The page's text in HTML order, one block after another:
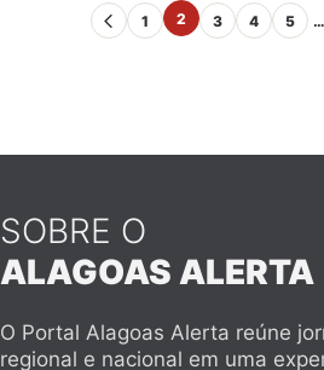
1 2 3 4 5 …
SOBRE O
ALAGOAS ALERTA
O Portal Alagoas Alerta reúne
regional e nacional em uma